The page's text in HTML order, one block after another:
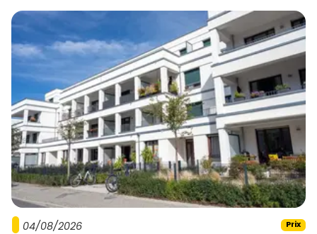
Si tu cherches un compromis intelligent entre qualité de
vie et budget, l'
immobilier neuf à Barrmérite clairement
d'être sur ta short list. Tu peux comparer les programmes,
les prix et les prestations en temps réel surVivre dans le
et réserver une visite rapidement.
Les promoteurs à connaître
Plusieurs acteurs nationaux et régionaux développent des
programmes à Barr et dans les communes voisines. Tu
croiseras notamment :
Nexity: offre variée, du primo-accédant au familial,
avec des adresses bien connectées.
Bouygues Immobilier: résidences modernes,
attention portée à l'éco-conception et aux extérieurs.
04/08/2026 Prix